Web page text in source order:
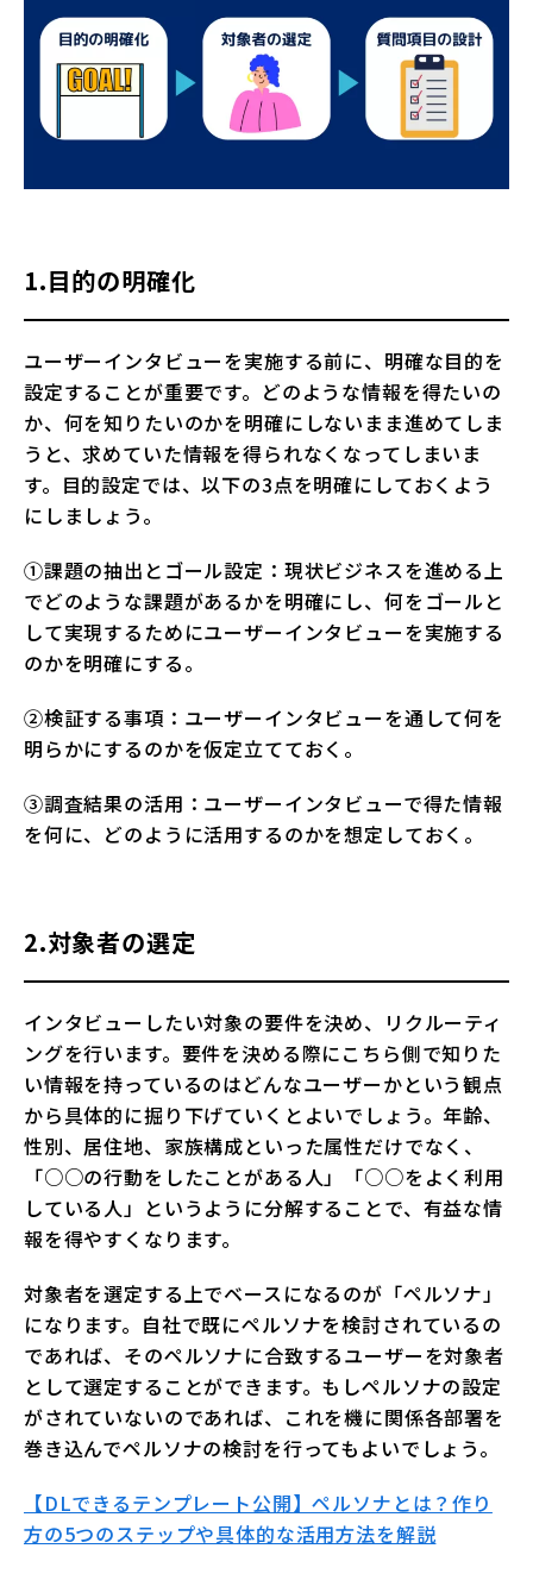
1.目的の明確化
ユーザーインタビューを実施する前に、明確な目的を
設定することが重要です。どのような情報を得たいの
か、何を知りたいのかを明確にしないまま進めてしま
うと、求めていた情報を得られなくなってしまいま
す。目的設定では、以下の3点を明確にしておくよう
にしましょう。
①課題の抽出とゴール設定：現状ビジネスを進める上
でどのような課題があるかを明確にし、何をゴールと
して実現するためにユーザーインタビューを実施する
のかを明確にする。
②検証する事項：ユーザーインタビューを通して何を
明らかにするのかを仮定立てておく。
③調査結果の活用：ユーザーインタビューで得た情報
を何に、どのように活用するのかを想定しておく。
2.対象者の選定
インタビューしたい対象の要件を決め、リクルーティ
ングを行います。要件を決める際にこちら側で知りた
い情報を持っているのはどんなユーザーかという観点
から具体的に掘り下げていくとよいでしょう。年齢、
性別、居住地、家族構成といった属性だけでなく、
「○○の行動をしたことがある人」「○○をよく利用
している人」というように分解することで、有益な情
報を得やすくなります。
対象者を選定する上でベースになるのが「ペルソナ」
になります。自社で既にペルソナを検討されているの
であれば、そのペルソナに合致するユーザーを対象者
として選定することができます。もしペルソナの設定
がされていないのであれば、これを機に関係各部署を
巻き込んでペルソナの検討を行ってもよいでしょう。
【DLできるテンプレート公開】ペルソナとは？作り
方の5つのステップや具体的な活用方法を解説